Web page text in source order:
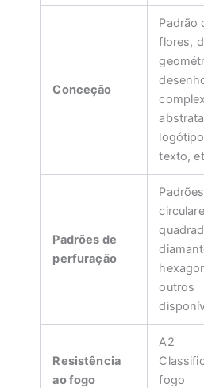
Conceção
Padrão
flores,
texto,
Padrões de
perfuração
Padrões
outros
Resistência
ao fogo
A2
fogo